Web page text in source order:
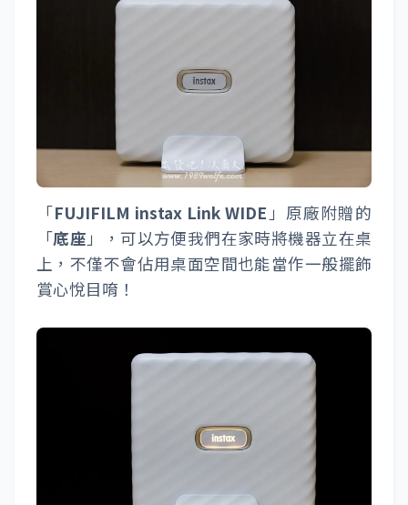
「FUJIFILM instax Link WIDE 」原廠附贈的
「底座 」，可以方便我們在家時將機器立在桌
上，不僅不會佔用桌面空間也能當作一般擺飾
賞心悅目唷！